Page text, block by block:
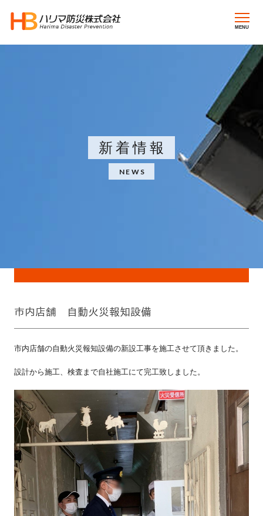
MENU
新着情報
NEWS
市内店舗 自動火災報知設備
市内店舗の自動火災報知設備の新設工事を施工させて頂きました。
設計から施工、検査まで自社施工にて完工致しました。